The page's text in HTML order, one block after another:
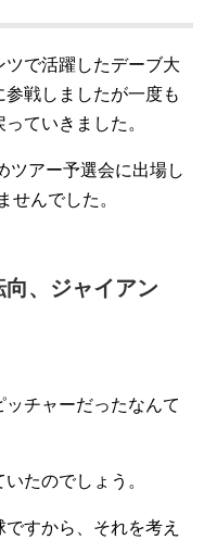
で活躍したデーブ大
戦しましたが一度も
ていきました。
ツアー予選会に出場し
せんでした。
、ジャイアン
チャーだったなんて
たのでしょう。
すから、それを考え